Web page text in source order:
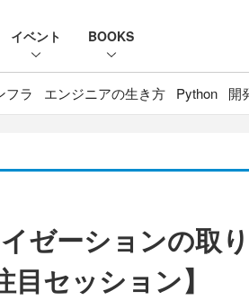
イベント BOOKS
フラ エンジニアの生き方 Python 開
ゼーションの取
目セッション】